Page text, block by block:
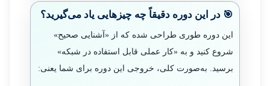
🎯 در این دوره دقیقاً چه چیزهایی یاد می‌گیرید؟
این دوره طوری طراحی شده که از «آشنایی صحیح»
شروع کنید و به «کار عملی قابل استفاده در شبکه»
برسید. به‌صورت کلی، خروجی این دوره برای شما یعنی: